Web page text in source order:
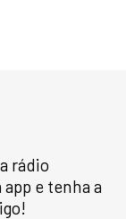
rádio
e tenha a